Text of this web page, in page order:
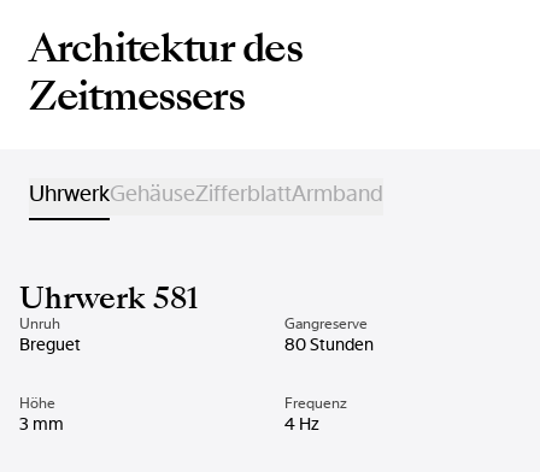
Architektur des
Zeitmessers
UhrwerkGehäuseZifferblattArmband
Uhrwerk 581
Unruh
Breguet
Gangreserve
80 Stunden
Höhe
3 mm
Frequenz
4 Hz